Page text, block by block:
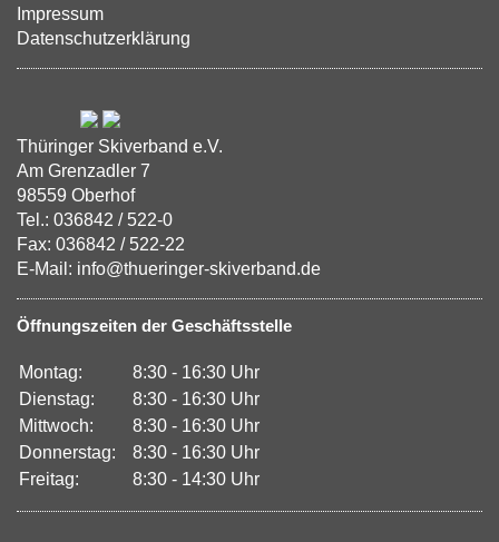
Impressum
Datenschutzerklärung
Thüringer Skiverband e.V.
Am Grenzadler 7
98559 Oberhof
Tel.: 036842 / 522-0
Fax: 036842 / 522-22
E-Mail: info@thueringer-skiverband.de
Öffnungszeiten der Geschäftsstelle
Montag:
8:30 - 16:30 Uhr
Dienstag:
8:30 - 16:30 Uhr
Mittwoch:
8:30 - 16:30 Uhr
Donnerstag:
8:30 - 16:30 Uhr
Freitag:
8:30 - 14:30 Uhr